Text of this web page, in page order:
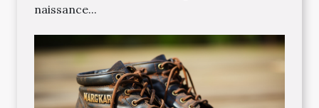
naissance...